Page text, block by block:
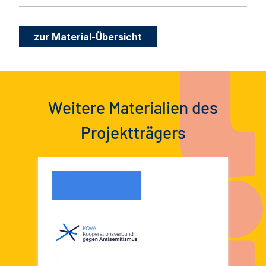
zur Material-Übersicht
Weitere Materialien des
Projektträgers